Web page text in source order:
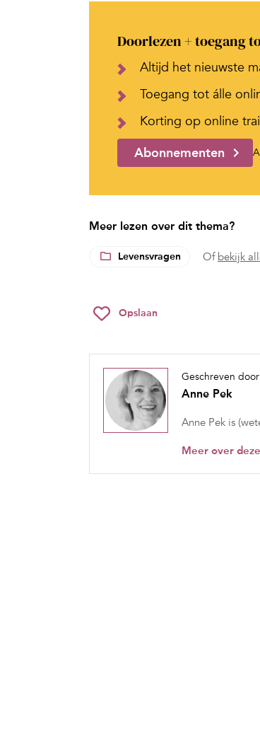
Doorlezen + toegang
Altijd het nieuwste
Toegang tot álle
Korting op online
Abonnementen
Meer lezen over dit thema?
Levensvragen Of bekijk
Opslaan
Geschreven door
Anne Pek
Anne Pek is
Meer over